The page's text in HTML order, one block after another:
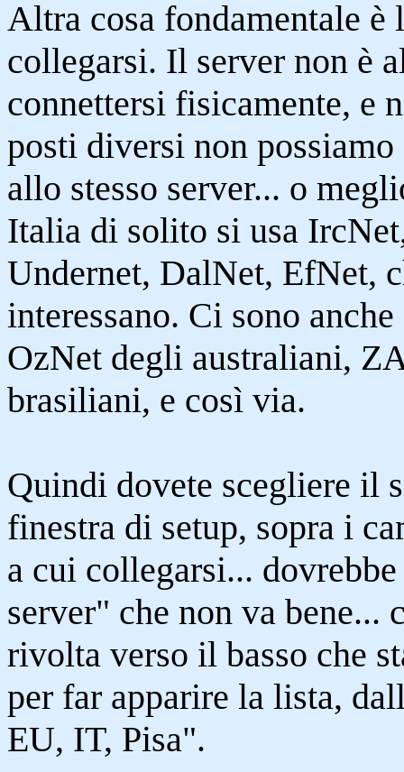
Altra cosa fondamentale è
collegarsi. Il server non è
connettersi fisicamente, e
posti diversi non
allo stesso server... o
Italia di solito si usa
Undernet, DalNet, EfNet,
interessano. Ci sono
OzNet degli australiani,
brasiliani, e così via.
Quindi dovete scegliere il
finestra di setup, sopra i
a cui collegarsi...
server" che non va
rivolta verso il basso che
per far apparire la lista,
EU, IT, Pisa".